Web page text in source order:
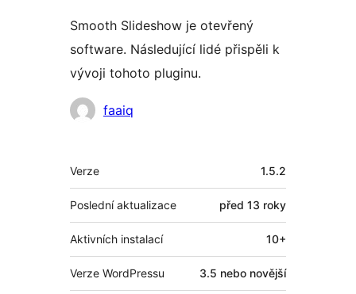
Smooth Slideshow je otevřený
software. Následující lidé přispěli k
vývoji tohoto pluginu.
Spolupracovníci
faaiq
Meta
Verze 1.5.2
Poslední aktualizace před 13 roky
Aktivních instalací 10+
Verze WordPressu 3.5 nebo novější